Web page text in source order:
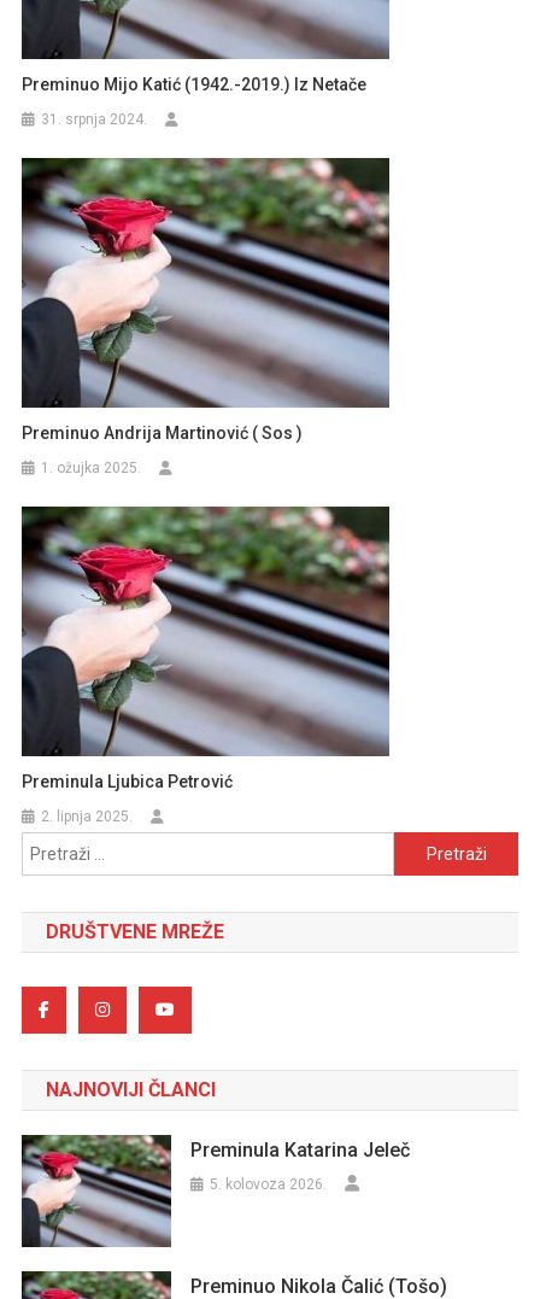
Preminuo Mijo Katić (1942.-2019.) Iz Netače
31. srpnja 2024.
Preminuo Andrija Martinović ( Sos )
1. ožujka 2025.
Preminula Ljubica Petrović
2. lipnja 2025.
Pretraži:
DRUŠTVENE MREŽE
NAJNOVIJI ČLANCI
Preminula Katarina Jeleč
5. kolovoza 2026.
Preminuo Nikola Čalić (Tošo)